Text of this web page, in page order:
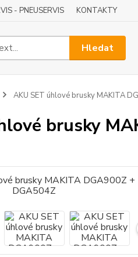
- PNEUSERVIS KONTAKTY
Hledat
AKU SET úhlové brusky MAKITA
brusky